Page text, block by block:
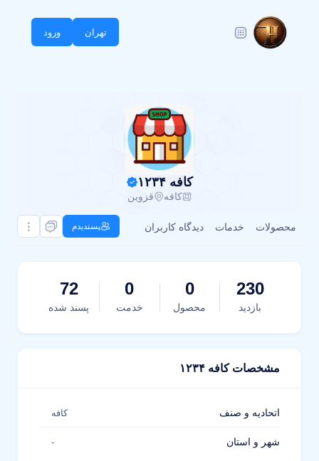
تهران ورود
کافه ۱۲۳۴
کافه قزوین
محصولات خدمات دیدگاه کاربران پسندیدم
230
بازدید
0
محصول
0
خدمت
72
پسند شده
مشخصات کافه ۱۲۳۴
اتحادیه و صنف کافه
شهر و استان -